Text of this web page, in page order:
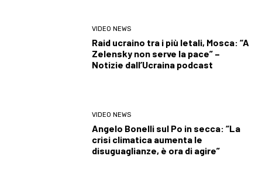
VIDEO NEWS
Raid ucraino tra i più letali, Mosca: “A
Zelensky non serve la pace” –
Notizie dall’Ucraina podcast
VIDEO NEWS
Angelo Bonelli sul Po in secca: “La
crisi climatica aumenta le
disuguaglianze, è ora di agire”